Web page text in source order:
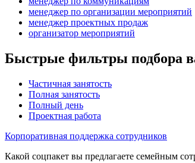
менеджер по организации мероприятий
менеджер проектных продаж
организатор мероприятий
Быстрые фильтры подбора
Частичная занятость
Полная занятость
Полный день
Проектная работа
Корпоративная поддержка сотрудников
Какой соцпакет вы предлагаете семейным